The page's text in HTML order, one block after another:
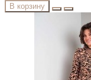
В корзину